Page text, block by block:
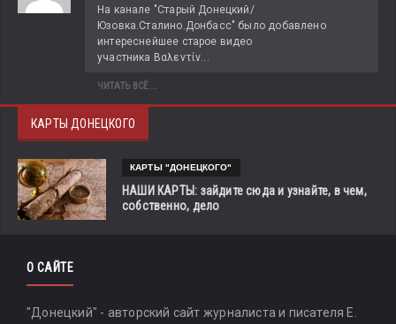
На канале "Старый Донецкий/
Юзовка.Сталино.Донбасс" было добавлено
интереснейшее старое видео
участника Βαλεντίν...
ЧИТАТЬ ВСЁ...
КАРТЫ ДОНЕЦКОГО
КАРТЫ "ДОНЕЦКОГО"
НАШИ КАРТЫ: зайдите сюда и узнайте, в чем,
собственно, дело
О САЙТЕ
"Донецкий" - авторский сайт журналиста и писателя Е.